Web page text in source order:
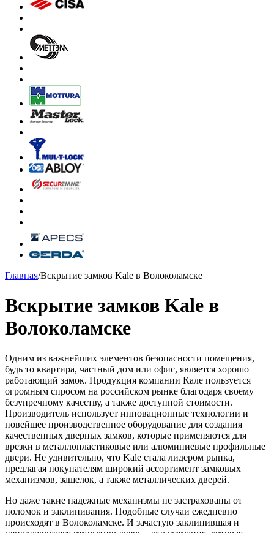
Главная/Вскрытие замков Kale в Волоколамске
Вскрытие замков Kale в
Волоколамске
Одним из важнейших элементов безопасности помещения,
будь то квартира, частный дом или офис, является хорошо
работающий замок. Продукция компании Кале пользуется
огромным спросом на российском рынке благодаря своему
безупречному качеству, а также доступной стоимости.
Производитель использует инновационные технологии и
новейшее производственное оборудование для создания
качественных дверных замков, которые применяются для
врезки в металлопластиковые или алюминиевые профильные
двери. Не удивительно, что Kale стала лидером рынка,
предлагая покупателям широкий ассортимент замковых
механизмов, защелок, а также металлических дверей.
Но даже такие надежные механизмы не застрахованы от
поломок и заклинивания. Подобные случаи ежедневно
происходят в Волоколамске. И зачастую заклинившая и